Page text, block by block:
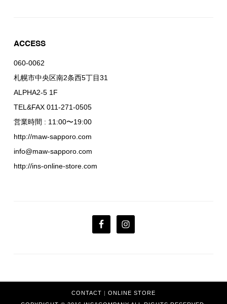
ACCESS
060-0062
札幌市中央区南2条西5丁目31
ALPHA2-5 1F
TEL&FAX 011-271-0505
営業時間 : 11:00〜19:00
http://maw-sapporo.com
info@maw-sapporo.com
http://ins-online-store.com
CONTACT | ONLINE STORE